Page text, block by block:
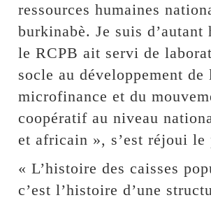
ressources humaines
burkinabè. Je suis d’autant
le RCPB ait servi de
socle au développement de
microfinance et du
coopératif au niveau
et africain », s’est réjoui le
« L’histoire des caisses
c’est l’histoire d’une